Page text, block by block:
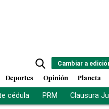
Cambiar a
Deportes Opinión Planeta
cédula PRM Clausura